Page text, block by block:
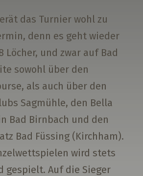
das Turnier wohl zu
denn es geht wieder
Löcher, und zwar auf Bad
sowohl über den
als auch über den
Sagmühle, den Bella
Bad Birnbach und den
Bad Füssing (Kirchham).
wird stets
gespielt. Auf die Sieger